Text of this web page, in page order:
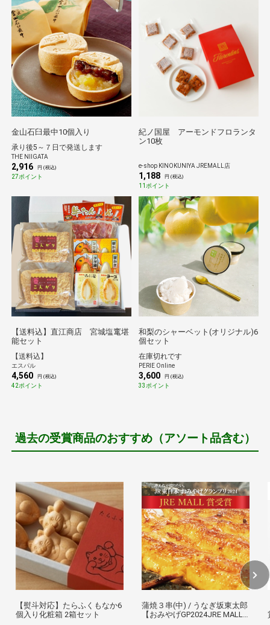
金山石臼最中10個入り
承り後5～７日で発送します
THE NIIGATA
2,916 円 (税込)
27ポイント
紀ノ国屋 アーモンドフロランタ
ン10枚
e-shop KINOKUNIYA JREMALL店
1,188 円 (税込)
11ポイント
【送料込】直江商店 宮城塩竃堪
能セット
【送料込】
エスパル
4,560 円 (税込)
42ポイント
和梨のシャーベット(オリジナル)6
個セット
在庫切れです
PERIE Online
3,600 円 (税込)
33ポイント
過去の受賞商品のおすすめ（アソート品含む）
【熨斗対応】たらふくもなか6
個入り化粧箱 2箱セット
蒲焼３串(中) / うなぎ坂東太郎
【おみやげGP2024JRE MALL